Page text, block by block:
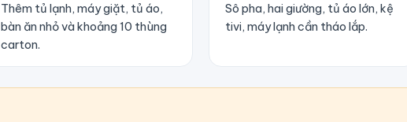
Thêm tủ lạnh, máy giặt, tủ áo,
bàn ăn nhỏ và khoảng 10 thùng
carton.
Sô pha, hai giường, tủ áo lớn, kệ
tivi, máy lạnh cần tháo lắp.